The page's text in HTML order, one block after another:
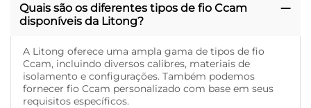
Quais são os diferentes tipos de fio Ccam
disponíveis da Litong?
A Litong oferece uma ampla gama de tipos de fio
Ccam, incluindo diversos calibres, materiais de
isolamento e configurações. Também podemos
fornecer fio Ccam personalizado com base em seus
requisitos específicos.